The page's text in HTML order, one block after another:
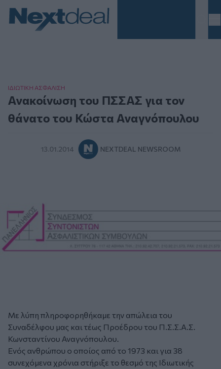
ΙΔΙΩΤΙΚΗ ΑΣΦAΛΙΣΗ
Ανακοίνωση του ΠΣΣΑΣ για τον
θάνατο του Κώστα Αναγνόπουλου
13.01.2014 NEXTDEAL NEWSROOM
Με λύπη πληροφορηθήκαμε την απώλεια του
Συναδέλφου μας και τέως Προέδρου του Π.Σ.Σ.Α.Σ.
Κωνσταντίνου Αναγνόπουλου.
Ενός ανθρώπου ο οποίος από το 1973 και για 38
συνεχόμενα χρόνια στήριξε το θεσμό της Ιδιωτικής